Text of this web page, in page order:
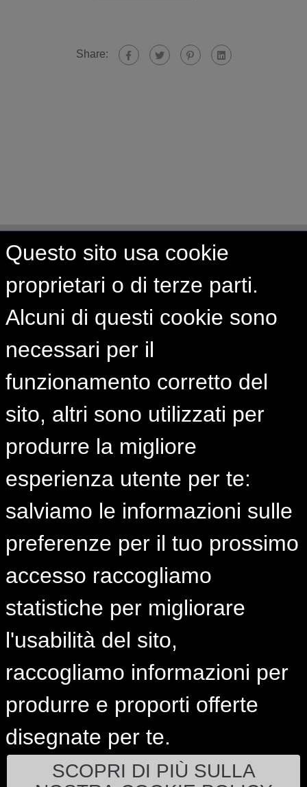
Share:
Contatti
area_giovani@istud.it
Sedi
Cottino Social Impact Campus
Sede di Torino
Corso Castelfidardo 30/A
ISTUD Hub Milano
Via Paolo Lomazzo, 19
20154 Milano
Seguici su
ISTUD.it © 2001-2024 | Tutti i diritti riservati.
Privacy & Cookie Policy
Modello 231/01 e Codice etico
Whistleblowing
Area riservata
Politiche per la parità di genere
Questo sito usa cookie
proprietari o di terze parti.
Alcuni di questi cookie sono
necessari per il
funzionamento corretto del
sito, altri sono utilizzati per
produrre la migliore
esperienza utente per te:
salviamo le informazioni sulle
preferenze per il tuo prossimo
accesso raccogliamo
statistiche per migliorare
l'usabilità del sito,
raccogliamo informazioni per
produrre e proporti offerte
disegnate per te.
SCOPRI DI PIÙ SULLA